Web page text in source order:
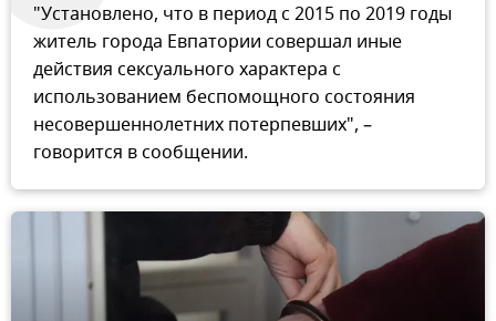
"Установлено, что в период с 2015 по 2019 годы
житель города Евпатории совершал иные
действия сексуального характера с
использованием беспомощного состояния
несовершеннолетних потерпевших", –
говорится в сообщении.